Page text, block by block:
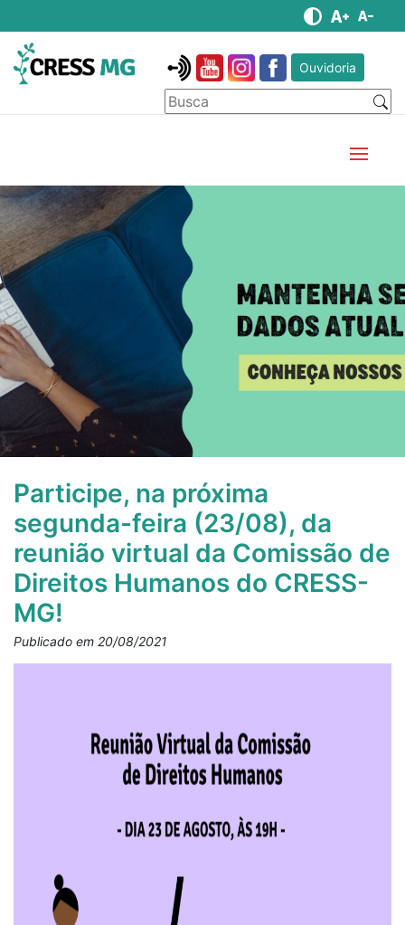
Ouvidoria
Participe, na próxima
segunda-feira (23/08), da
reunião virtual da Comissão de
Direitos Humanos do CRESS-
MG!
Publicado em 20/08/2021